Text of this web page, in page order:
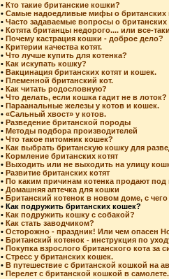
• Кто такие британские кошки?
• Самые надоедливые мифы о британских
• Часто задаваемые вопросы о британских
• Котята британцы недорого.... или все-
• Почему кастрация кошки - доброе дело?
• Критерии качества котят.
• Что лучше купить для котенка?
• Как искупать кошку?
• Вакцинация британских котят и кошек.
• Племенной британский кот.
• Как читать родословную?
• Что делать, если кошка гадит не в лоток?
• Параанальные железы у котов и кошек.
• «Сальный хвост» у котов.
• Разведение британской породы
• Методы подбора производителей
• Что такое питомник кошек?
• Как выбрать британскую кошку для
• Кормление британских котят
• Выходить или не выходить на улицу
• Развитие британских котят
• По каким причинам котенка продают под
• Домашняя аптечка для кошки
• Британский котенок в новом доме, с чего
• Как подружить британских кошек?
• Как подружить кошку с собакой?
• Как стать заводчиком?
• Осторожно - праздник! Или чем опасен
• Британский котенок - инструкция по
• Покупка взрослого британского кота за
• Стресс у британских кошек.
• В путешествие с британской кошкой на
• Перелет с британской кошкой в самолете.